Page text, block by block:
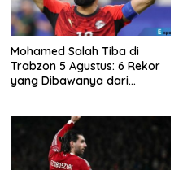
Mohamed Salah Tiba di
Trabzon 5 Agustus: 6 Rekor
yang Dibawanya dari